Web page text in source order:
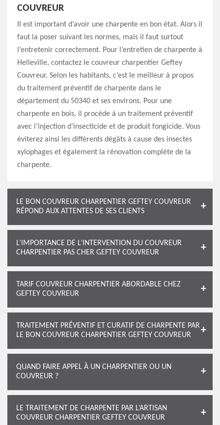
COUVREUR
Il est important d’avoir une charpente en bon état. Alors il
faut la poser suivant les normes, mais il faut surtout
l’entretenir correctement. Pour l’entretien de charpente à
Helleville, contactez le couvreur charpentier Geftey
Couvreur. Selon les habitants, c’est le meilleur à propos
du traitement préventif de charpente dans le
département du 50340 et ses environs. Pour une
charpente en bois, il procède à un traitement préventif
avec l’injection d’insecticide et de produit fongicide. Vous
éviterez ainsi les différents dégâts à cause des insectes
xylophages et également la rénovation complète de la
charpente.
LE BON COUVREUR CHARPENTIER GEFTEY COUVREUR
RÉPOND AUX ATTENTES DE SES CLIENTS
L’IMPORTANCE DE L’INTERVENTION DU COUVREUR
CHARPENTIER PAS CHER GEFTEY COUVREUR
TARIF COUVREUR CHARPENTIER ABORDABLE CHEZ
GEFTEY COUVREUR
TRAITEMENT PRÉVENTIF ET CURATIF DE CHARPENTE PAR
LE BON COUVREUR CHARPENTIER GEFTEY COUVREUR
QUAND FAIRE APPEL À UN CHARPENTIER OU UN
COUVREUR ?
LE TRAITEMENT DE CHARPENTE PAR L’ARTISAN
COUVREUR CHARPENTIER GEFTEY COUVREUR